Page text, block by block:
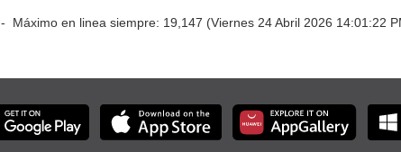
- Máximo en linea siempre: 19,147 (Viernes 24 Abril 2026 14:01:22